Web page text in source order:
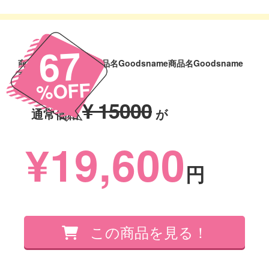
67
%OFF
商品名Goodsname商品名Goodsname商品名Goodsname
商品名Goodsname
通常価格¥ 15000 が
¥19,600円